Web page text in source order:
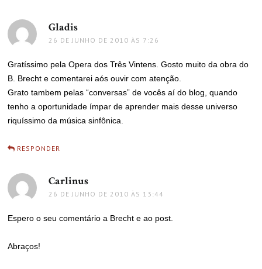
Gladis
26 DE JUNHO DE 2010 ÀS 7:26
Gratíssimo pela Opera dos Três Vintens. Gosto muito da obra do
B. Brecht e comentarei aós ouvir com atenção.
Grato tambem pelas “conversas” de vocês aí do blog, quando
tenho a oportunidade ímpar de aprender mais desse universo
riquíssimo da música sinfônica.
RESPONDER
Carlinus
26 DE JUNHO DE 2010 ÀS 13:44
Espero o seu comentário a Brecht e ao post.
Abraços!